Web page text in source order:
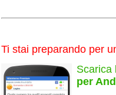
Ti stai preparando per
Scarica
per